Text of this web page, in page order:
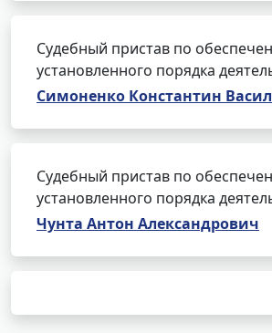
Судебный пристав по
установленного порядка
Симоненко Константин
Судебный пристав по
установленного порядка
Чунта Антон Александрович